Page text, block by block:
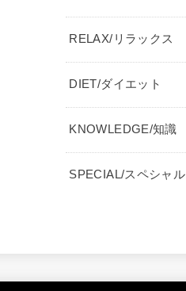
RELAX/リラックス
DIET/ダイエット
KNOWLEDGE/知識
SPECIAL/スペシャル